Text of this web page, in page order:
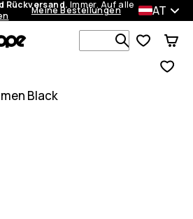
Rückversand. Immer. Auf alle
Meine Bestellungen AT
Black